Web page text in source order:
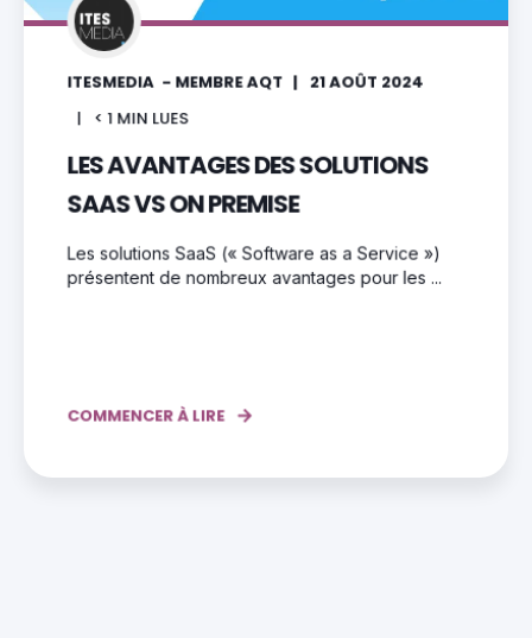
ITESMEDIA - MEMBRE AQT
21 AOÛT 2024
< 1 MIN LUES
LES AVANTAGES DES SOLUTIONS
SAAS VS ON PREMISE
Les solutions SaaS (« Software as a Service »)
présentent de nombreux avantages pour les ...
COMMENCER À LIRE